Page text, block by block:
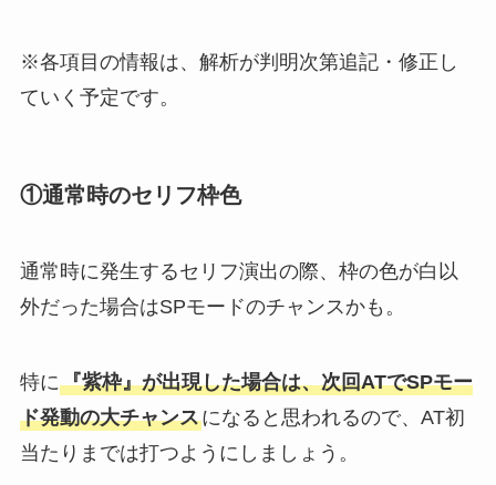
※各項目の情報は、解析が判明次第追記・修正し
ていく予定です。
①通常時のセリフ枠色
通常時に発生するセリフ演出の際、枠の色が白以
外だった場合はSPモードのチャンスかも。
特に『紫枠』が出現した場合は、次回ATでSPモー
ド発動の大チャンスになると思われるので、AT初
当たりまでは打つようにしましょう。